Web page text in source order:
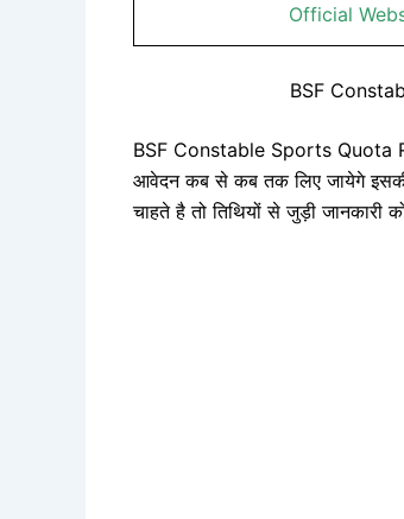
Official
BSF
BSF Constable Sports Quota
आवेदन कब से कब तक लिए जायेगे इसकी
चाहते है तो तिथियों से जुड़ी